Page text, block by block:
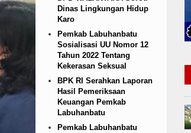
Sekolah di Thailand Bayern
Dinas Lingkungan Hidup
Karo
Pemkab Labuhanbatu
Sosialisasi UU Nomor 12
Tahun 2022 Tentang
Kekerasan Seksual
BPK RI Serahkan Laporan
Hasil Pemeriksaan
Keuangan Pemkab
Labuhanbatu
Pemkab Labuhanbatu